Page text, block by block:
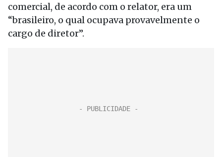
comercial, de acordo com o relator, era um
“brasileiro, o qual ocupava provavelmente o
cargo de diretor”.